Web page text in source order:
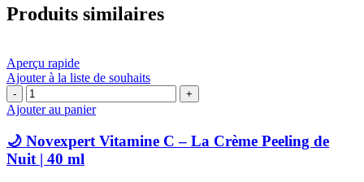
Produits similaires
Aperçu rapide
Ajouter à la liste de souhaits
quantité
de
Novexpert
Vitamine
C
Ajouter au panier
🌙 Novexpert Vitamine C – La Crème Peeling de
Nuit | 40 ml